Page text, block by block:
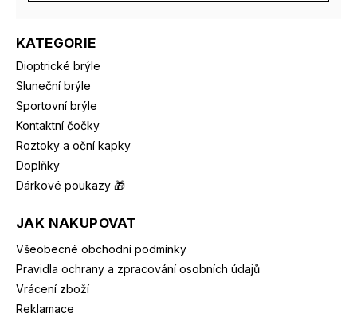
KATEGORIE
Dioptrické brýle
Sluneční brýle
Sportovní brýle
Kontaktní čočky
Roztoky a oční kapky
Doplňky
Dárkové poukazy 🎁
JAK NAKUPOVAT
Všeobecné obchodní podmínky
Pravidla ochrany a zpracování osobních údajů
Vrácení zboží
Reklamace